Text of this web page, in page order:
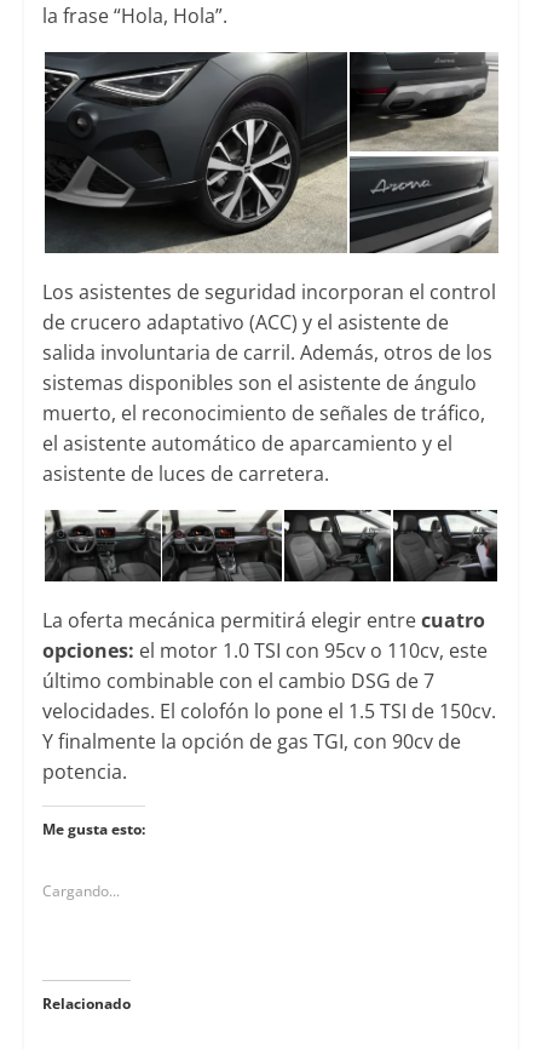
la frase “Hola, Hola”.
Los asistentes de seguridad incorporan el control
de crucero adaptativo (ACC) y el asistente de
salida involuntaria de carril. Además, otros de los
sistemas disponibles son el asistente de ángulo
muerto, el reconocimiento de señales de tráfico,
el asistente automático de aparcamiento y el
asistente de luces de carretera.
La oferta mecánica permitirá elegir entrecuatro
opciones: el motor 1.0 TSI con 95cv o 110cv, este
último combinable con el cambio DSG de 7
velocidades. El colofón lo pone el 1.5 TSI de 150cv.
Y finalmente la opción de gas TGI, con 90cv de
potencia.
Me gusta esto:
Cargando...
Relacionado